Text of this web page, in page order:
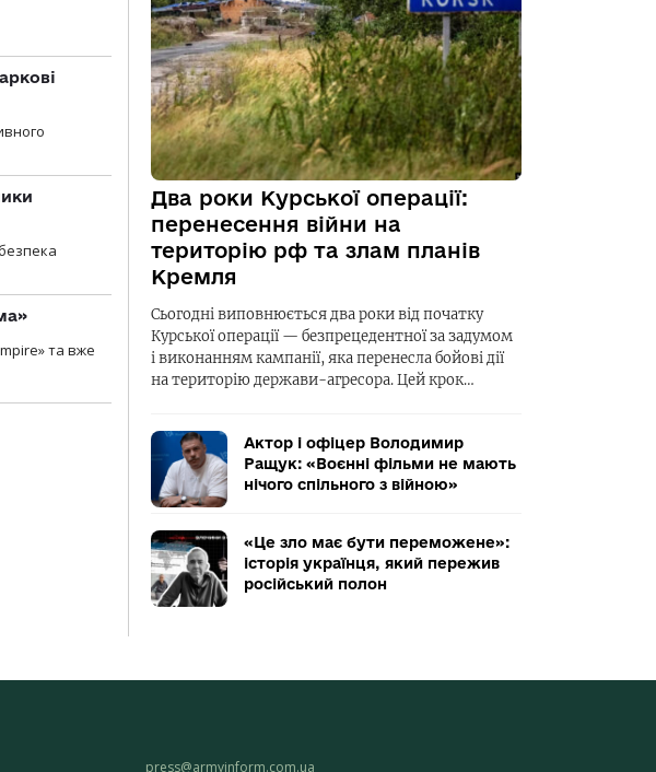
та вже
Два роки Курської операції:
перенесення війни на
територію рф та злам планів
Кремля
Сьогодні виповнюється два роки від початку
Курської операції — безпрецедентної за задумом
і виконанням кампанії, яка перенесла бойові дії
на територію держави-агресора. Цей крок…
Актор і офіцер Володимир
Ращук: «Воєнні фільми не мають
нічого спільного з війною»
«Це зло має бути переможене»:
історія українця, який пережив
російський полон
press@armyinform.com.ua